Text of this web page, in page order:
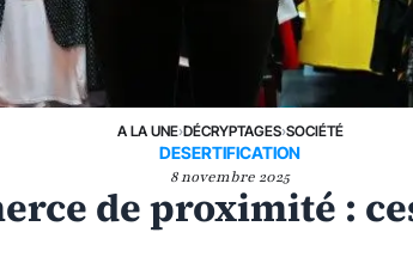
A LA UNE›DÉCRYPTAGES›SOCIÉTÉ
DESERTIFICATION
8 novembre 2025
de proximité :